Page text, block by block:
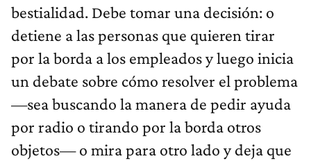
bestialidad. Debe tomar una decisión: o
detiene a las personas que quieren tirar
por la borda a los empleados y luego inicia
un debate sobre cómo resolver el problema
—sea buscando la manera de pedir ayuda
por radio o tirando por la borda otros
objetos— o mira para otro lado y deja que